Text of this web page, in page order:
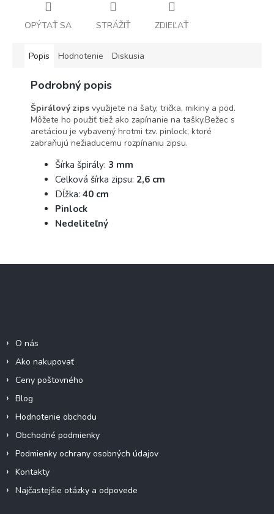
OPÝTAŤ SA STRÁŽIŤ ZDIEĽAŤ
Popis Hodnotenie Diskusia
Podrobný popis
Špirálový zips využijete na šaty, trička, mikiny a pod.
Môžete ho použiť tiež ako zapínanie na tašky.Bežec s
aretáciou je vybavený hrotmi tzv. pinlock, ktoré
zabraňujú nežiaducemu rozpínaniu zipsu.
Šírka špirály: 3 mm
Celková šírka zipsu: 2,6 cm
Dĺžka: 40 cm
Pinlock
Nedeliteľný
O nás
Ako nakupovať
Ceny poštovného
Blog
Hodnotenie obchodu
Obchodné podmienky
Podmienky ochrany osobných údajov
Kontakty
Najčastejšie otázky a odpovede